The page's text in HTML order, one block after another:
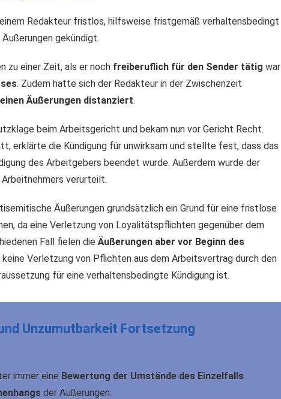
Redakteur fristlos, hilfsweise fristgemäß verhaltensbedingt
gekündigt.
zu einer Zeit, als er noch freiberuflich für den Sender tätig war
. Zudem hatte sich der Redakteur in der Zwischenzeit
Äußerungen distanziert.
beim Arbeitsgericht und bekam nun vor Gericht Recht.
erklärte die Kündigung für unwirksam und stellte fest, dass das
des Arbeitgebers beendet wurde. Außerdem wurde der
verurteilt.
Äußerungen grundsätzlich ein Grund für eine fristlose
da eine Verletzung von Loyalitätspflichten gegenüber dem
Fall fielen dieÄußerungen aber vor Beginn des
keine Verletzung von Pflichten aus dem Arbeitsvertrag durch den
für eine verhaltensbedingte Kündigung ist.
Unzumutbarkeit Fortsetzung
immer eine Bewertung der Umstände des Einzelfalls
der Äußerungen.